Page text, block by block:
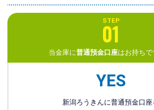
STEP
01
当金庫に普通預金口座はお持ちで
YES
新潟ろうきんに普通預金口座